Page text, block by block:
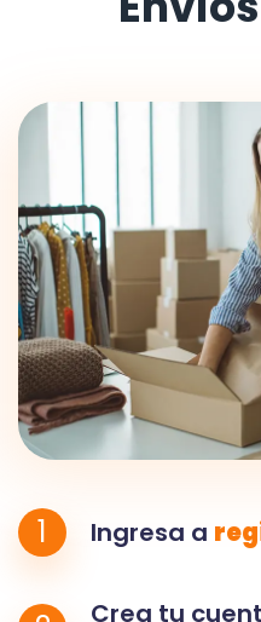
1 Ingresa a
Crea tu